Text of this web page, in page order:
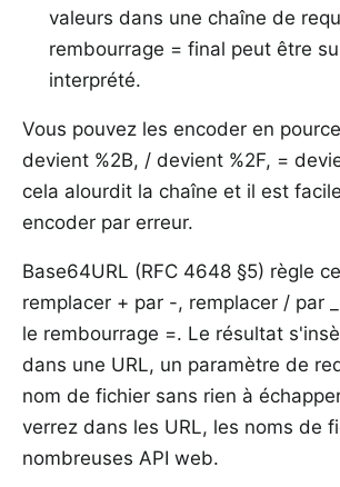
valeurs dans une chaîne de
rembourrage = final peut être
interprété.
Vous pouvez les encoder en
devient %2B, / devient %2F, =
cela alourdit la chaîne et il est
encoder par erreur.
Base64URL (RFC 4648 §5) règle
remplacer + par -, remplacer / par
le rembourrage =. Le résultat
dans une URL, un paramètre de
nom de fichier sans rien à
verrez dans les URL, les noms de
nombreuses API web.